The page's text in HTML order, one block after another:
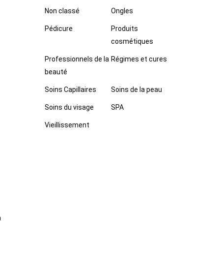
Non classé Ongles
Pédicure
Produits
cosmétiques
Professionnels de la
beauté
Régimes et cures
Soins Capillaires Soins de la peau
Soins du visage SPA
Vieillissement